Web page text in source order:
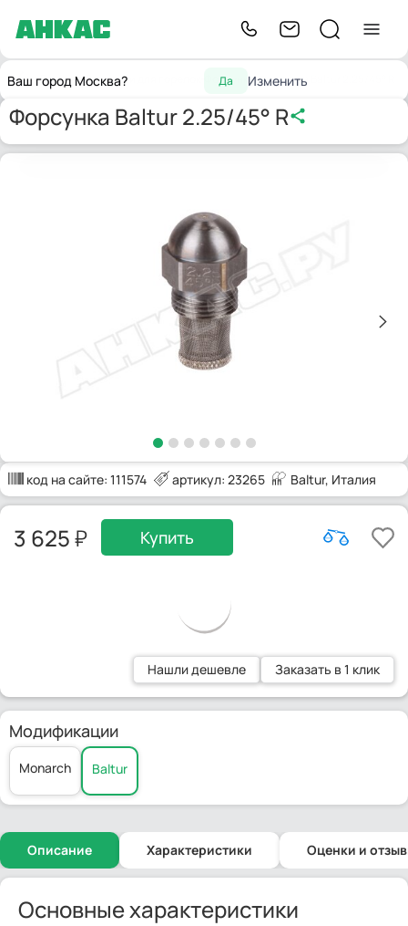
Ваш город Москва? Да Изменить
ГлавнаяЗапчасти для горелок ФорсункиФорсунка Baltur 2.25/45° R
Форсунка Baltur 2.25/45° R
код на сайте: 111574 артикул: 23265 Baltur, Италия
3 625 Купить
Нашли дешевле Заказать в 1 клик
Модификации
Monarch Baltur
Описание Характеристики Оценки и
Основные характеристики